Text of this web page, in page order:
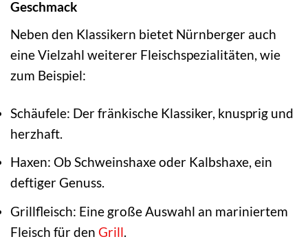
Geschmack
Neben den Klassikern bietet Nürnberger auch
eine Vielzahl weiterer Fleischspezialitäten, wie
zum Beispiel:
Schäufele: Der fränkische Klassiker, knusprig und
herzhaft.
Haxen: Ob Schweinshaxe oder Kalbshaxe, ein
deftiger Genuss.
Grillfleisch: Eine große Auswahl an mariniertem
Fleisch für den Grill.